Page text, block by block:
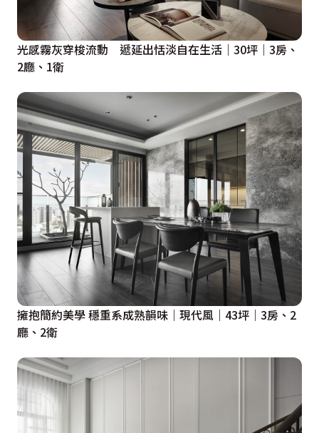
光感霧灰穿梭流動 遞延出恬淡自在生活｜30坪｜3房、
2廳、1衛
擁抱簡約美學 穩重系成熟韻味｜現代風｜43坪｜3房、2
廳、2衛